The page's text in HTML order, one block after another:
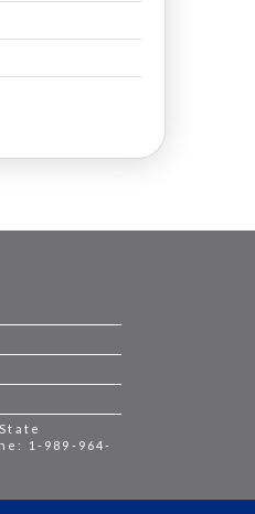
1-989-964-